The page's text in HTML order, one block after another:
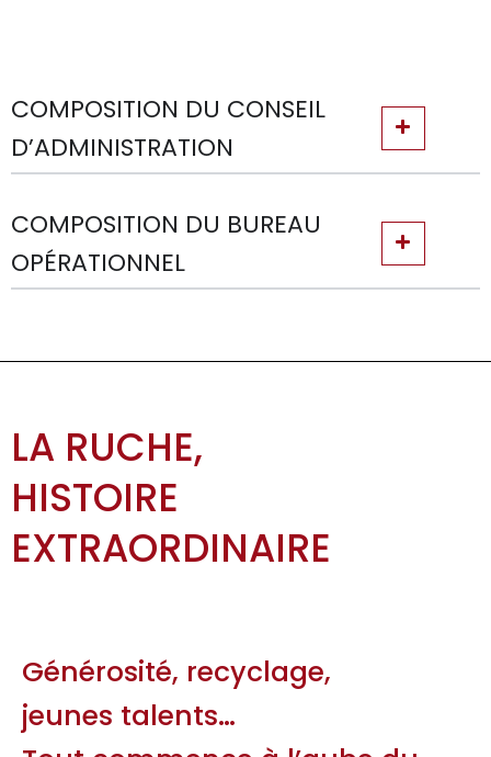
COMPOSITION DU CONSEIL
D’ADMINISTRATION
COMPOSITION DU BUREAU
OPÉRATIONNEL
LA RUCHE,
HISTOIRE
EXTRAORDINAIRE
Générosité, recyclage,
jeunes talents…